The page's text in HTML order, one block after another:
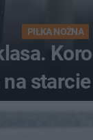
PIŁKA NOŻNA